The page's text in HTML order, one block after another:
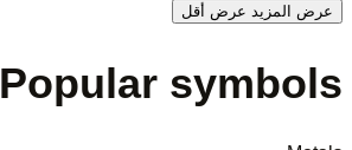
عرض المزيد عرض أقل
Popular symbols